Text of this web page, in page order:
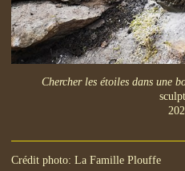
Chercher les étoiles dans une
Crédit photo: La Famille Plouffe